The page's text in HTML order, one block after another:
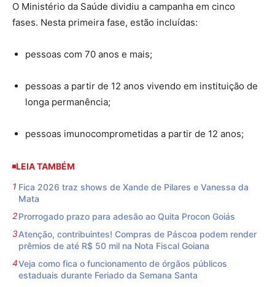
O Ministério da Saúde dividiu a campanha em cinco
fases. Nesta primeira fase, estão incluídas:
pessoas com 70 anos e mais;
pessoas a partir de 12 anos vivendo em instituição de
longa permanência;
pessoas imunocomprometidas a partir de 12 anos;
LEIA TAMBÉM
Fica 2026 traz shows de Xande de Pilares e Vanessa da
Mata
Prorrogado prazo para adesão ao Quita Procon Goiás
Atenção, contribuintes! Compras de Páscoa podem render
prêmios de até R$ 50 mil na Nota Fiscal Goiana
Veja como fica o funcionamento de órgãos públicos
estaduais durante Feriado da Semana Santa